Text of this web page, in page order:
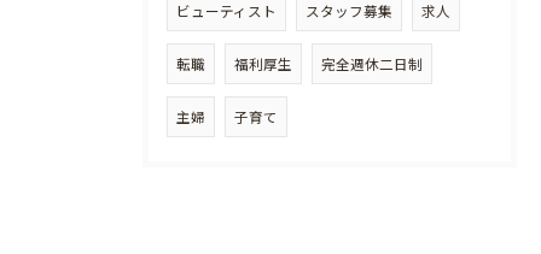
ビューティスト スタッフ募集 求人
転職 福利厚生 完全週休二日制
主婦 子育て